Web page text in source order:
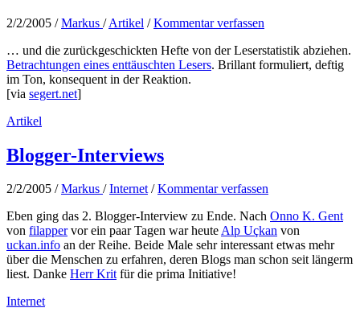
2/2/2005 /Markus /Artikel /Kommentar verfassen
… und die zurückgeschickten Hefte von der Leserstatistik abziehen.
Betrachtungen eines enttäuschten Lesers. Brillant formuliert, deftig
im Ton, konsequent in der Reaktion.
[via segert.net]
Artikel
Blogger-Interviews
2/2/2005 /Markus /Internet/Kommentar verfassen
Eben ging das 2. Blogger-Interview zu Ende. Nach Onno K. Gent
von filappervor ein paar Tagen war heuteAlp Uçkan von
uckan.info an der Reihe. Beide Male sehr interessant etwas mehr
über die Menschen zu erfahren, deren Blogs man schon seit längerm
liest. Danke Herr Kritfür die prima Initiative!
Internet